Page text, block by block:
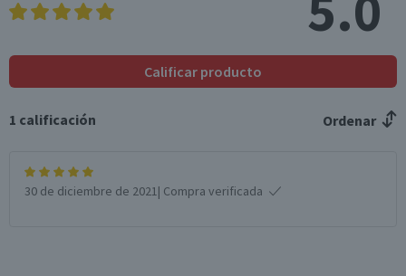
Calificar producto
1 calificación Ordenar
30 de diciembre de 2021| Compra verificada